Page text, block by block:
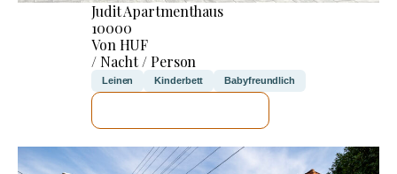
Judit Apartmenthaus
10000
Von HUF
/ Nacht / Person
Leinen Kinderbett Babyfreundlich